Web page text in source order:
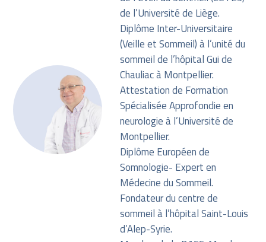
de l’Université de Liège.
Diplôme Inter-Universitaire
(Veille et Sommeil) à l’unité du
sommeil de l’hôpital Gui de
Chauliac à Montpellier.
Attestation de Formation
Spécialisée Approfondie en
neurologie à l’Université de
Montpellier.
Diplôme Européen de
Somnologie- Expert en
Médecine du Sommeil.
Fondateur du centre de
sommeil à l’hôpital Saint-Louis
d’Alep-Syrie.